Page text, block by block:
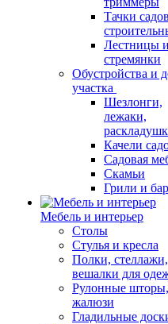
Тачки
Лестницы и
стремянки
Обустройства и
участка
Шезлонги,
лежаки,
Качели
Садовая
Скамьи
Грили и
Мебель и интерьер
Столы
Стулья и кресла
Полки, стеллажи,
вешалки для
Рулонные шторы,
жалюзи
Гладильные